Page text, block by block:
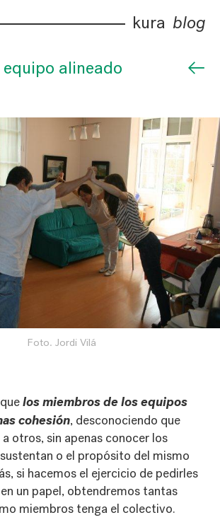
kura blog
alineado ←
Foto. Jordi Vilá
los miembros de los equipos
cohesión, desconociendo que
otros, sin apenas conocer los
o el propósito del mismo
si hacemos el ejercicio de pedirles
un papel, obtendremos tantas
miembros tenga el colectivo.